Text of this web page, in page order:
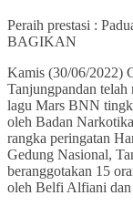
Peraih prestasi :
BAGIKAN
Kamis (30/06/2022)
Tanjungpandan telah
lagu Mars BNN
oleh Badan
rangka peringatan
Gedung Nasional,
beranggotakan 15
oleh Belfi Alfiani